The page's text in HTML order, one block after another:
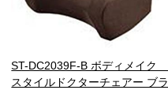
ST-DC2039F-B ボディメイク
スタイルドクターチェアー ブラ